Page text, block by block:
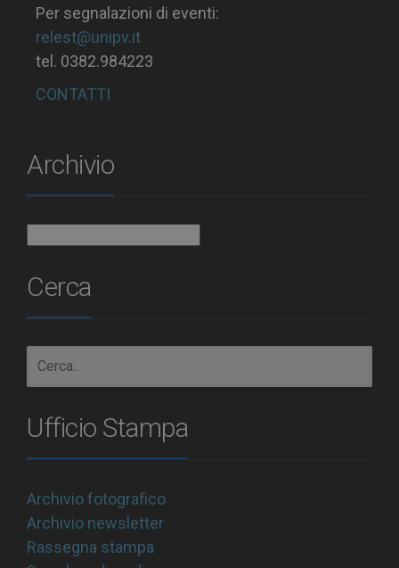
Per segnalazioni di eventi:
relest@unipv.it
tel. 0382.984223
CONTATTI
Archivio
Cerca
Ufficio Stampa
Archivio fotografico
Archivio newsletter
Rassegna stampa